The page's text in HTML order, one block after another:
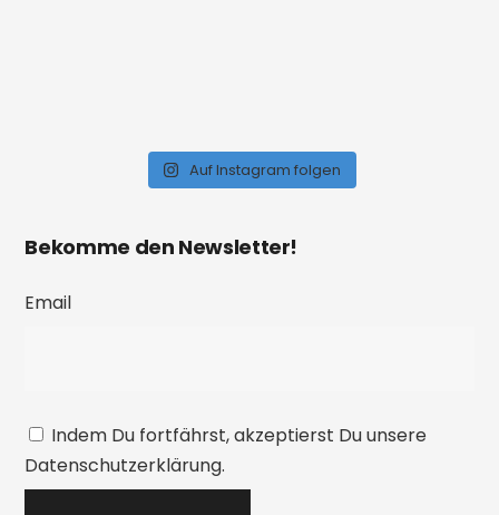
Auf Instagram folgen
Bekomme den Newsletter!
Email
Indem Du fortfährst, akzeptierst Du unsere
Datenschutzerklärung.